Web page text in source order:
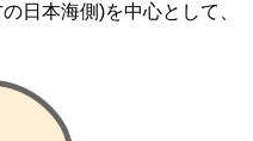
日本海側)を中心として、